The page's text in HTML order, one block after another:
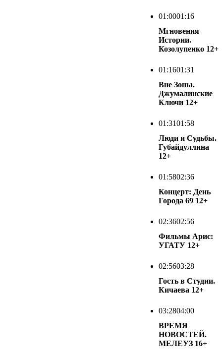
01:0001:16
Мгновения
Истории.
Козолупенко 12+
01:1601:31
Вне Зоны.
Джумалинские
Ключи 12+
01:3101:58
Люди и Судьбы.
Губайдуллина
12+
01:5802:36
Концерт: День
Города 69 12+
02:3602:56
Фильмы Арис:
УГАТУ 12+
02:5603:28
Гость в Студии.
Кичаева 12+
03:2804:00
ВРЕМЯ
НОВОСТЕЙ.
МЕЛЕУЗ 16+